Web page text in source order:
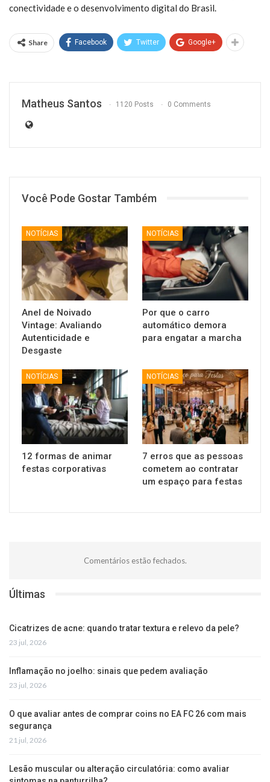
conectividade e o desenvolvimento digital do Brasil.
Share Facebook Twitter Google+
Matheus Santos 1120 Posts 0 Comments
Você Pode Gostar Também
NOTÍCIAS
Anel de Noivado
Vintage: Avaliando
Autenticidade e
Desgaste
NOTÍCIAS
Por que o carro
automático demora
para engatar a marcha
NOTÍCIAS
12 formas de animar
festas corporativas
NOTÍCIAS
7 erros que as pessoas
cometem ao contratar
um espaço para festas
Comentários estão fechados.
Últimas
Cicatrizes de acne: quando tratar textura e relevo da pele?
23 jul, 2026
Inflamação no joelho: sinais que pedem avaliação
23 jul, 2026
O que avaliar antes de comprar coins no EA FC 26 com mais
segurança
21 jul, 2026
Lesão muscular ou alteração circulatória: como avaliar